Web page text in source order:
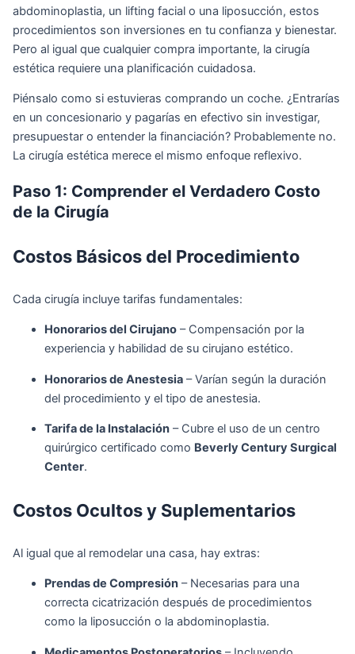
abdominoplastia, un lifting facial o una liposucción, estos
procedimientos son inversiones en tu confianza y bienestar.
Pero al igual que cualquier compra importante, la cirugía
estética requiere una planificación cuidadosa.
Piénsalo como si estuvieras comprando un coche. ¿Entrarías
en un concesionario y pagarías en efectivo sin investigar,
presupuestar o entender la financiación? Probablemente no.
La cirugía estética merece el mismo enfoque reflexivo.
Paso 1: Comprender el Verdadero Costo
de la Cirugía
Costos Básicos del Procedimiento
Cada cirugía incluye tarifas fundamentales:
Honorarios del Cirujano– Compensación por la
experiencia y habilidad de su cirujano estético.
Honorarios de Anestesia– Varían según la duración
del procedimiento y el tipo de anestesia.
Tarifa de la Instalación– Cubre el uso de un centro
quirúrgico certificado como Beverly Century Surgical
Center.
Costos Ocultos y Suplementarios
Al igual que al remodelar una casa, hay extras:
Prendas de Compresión– Necesarias para una
correcta cicatrización después de procedimientos
como la liposucción o la abdominoplastia.